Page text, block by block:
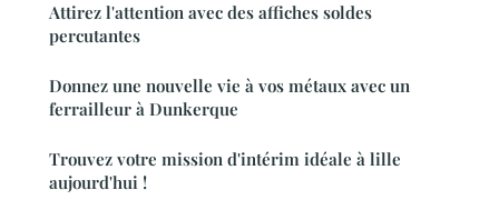
Attirez l'attention avec des affiches soldes
percutantes
Donnez une nouvelle vie à vos métaux avec un
ferrailleur à Dunkerque
Trouvez votre mission d'intérim idéale à lille
aujourd'hui !